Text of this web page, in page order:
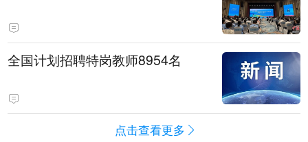
全国计划招聘特岗教师8954名
点击查看更多